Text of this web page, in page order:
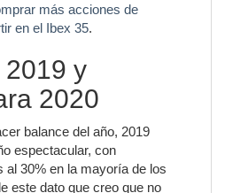
más acciones de
en el Ibex 35.
y
2020
balance del año, 2019
espectacular, con
30% en la mayoría de los
este dato que creo que no